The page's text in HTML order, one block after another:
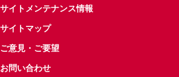
サイトメンテナンス情報
サイトマップ
ご意見・ご要望
お問い合わせ